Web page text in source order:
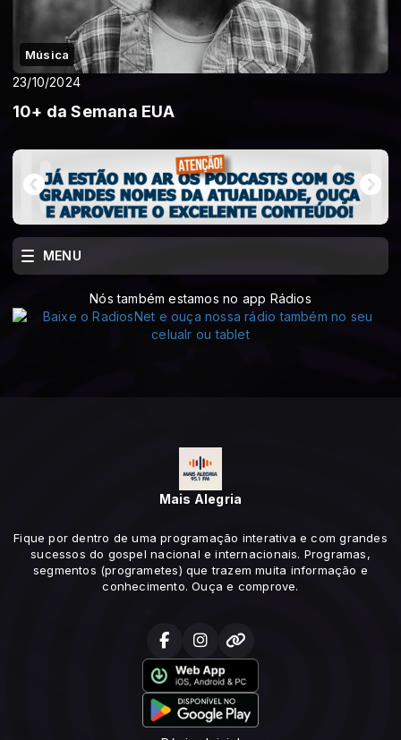
Música
23/10/2024
10+ da Semana EUA
MENU
Nós também estamos no app Rádios
Mais Alegria
Fique por dentro de uma programação interativa e com grandes
sucessos do gospel nacional e internacionais. Programas,
segmentos (programetes) que trazem muita informação e
conhecimento. Ouça e comprove.